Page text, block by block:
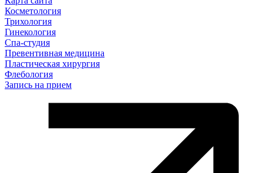
Косметология
Трихология
Гинекология
Спа-студия
Превентивная медицина
Пластическая хирургия
Флебология
Запись на прием